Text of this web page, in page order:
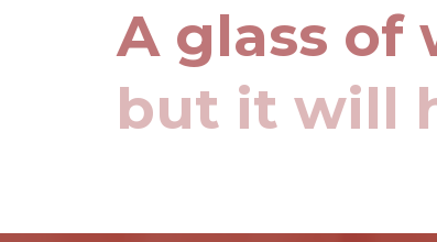
A glass of
but it will